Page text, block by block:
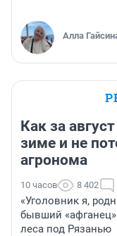
Алла
Как за
зиме и не
агронома
10 часов 8 402
«Уголовник я,
бывший
леса под Рязанью